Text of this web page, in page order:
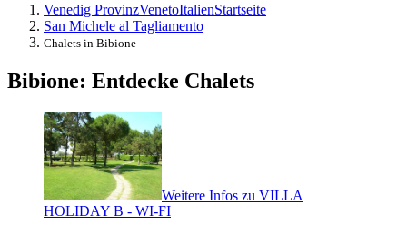
Venedig ProvinzVenetoItalienStartseite
San Michele al Tagliamento
Chalets in Bibione
Bibione: Entdecke Chalets
Weitere Infos zu VILLA
HOLIDAY B - WI-FI